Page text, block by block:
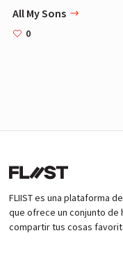
All My Sons
0
FLIIST es una plataforma
que ofrece un conjunto
compartir tus cosas